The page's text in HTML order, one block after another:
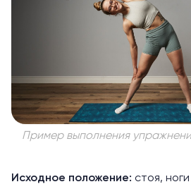
Пример выполнения
Исходное положение: стоя,